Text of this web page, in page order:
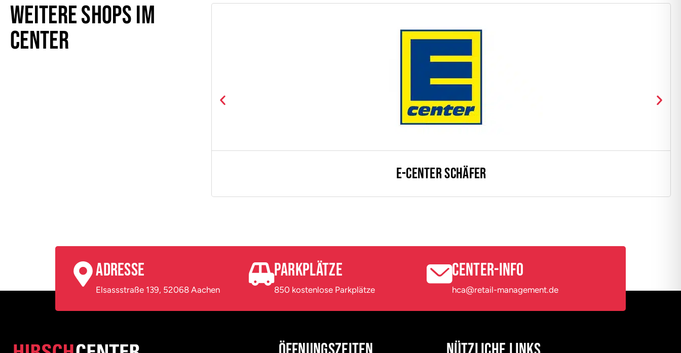
Weitere Shops im
Center
E-Center Schäfer
Adresse
Elsassstraße 139, 52068 Aachen
Parkplätze
850 kostenlose Parkplätze
Center-Info
hca@retail-management.de